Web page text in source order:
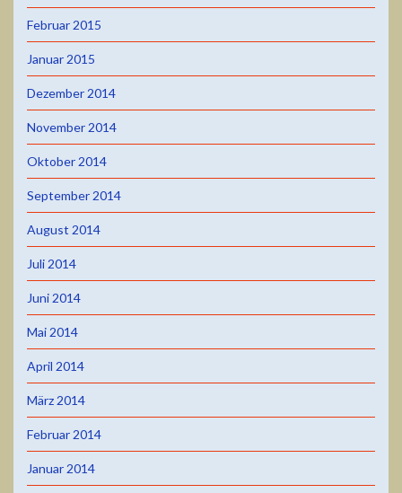
Februar 2015
Januar 2015
Dezember 2014
November 2014
Oktober 2014
September 2014
August 2014
Juli 2014
Juni 2014
Mai 2014
April 2014
März 2014
Februar 2014
Januar 2014